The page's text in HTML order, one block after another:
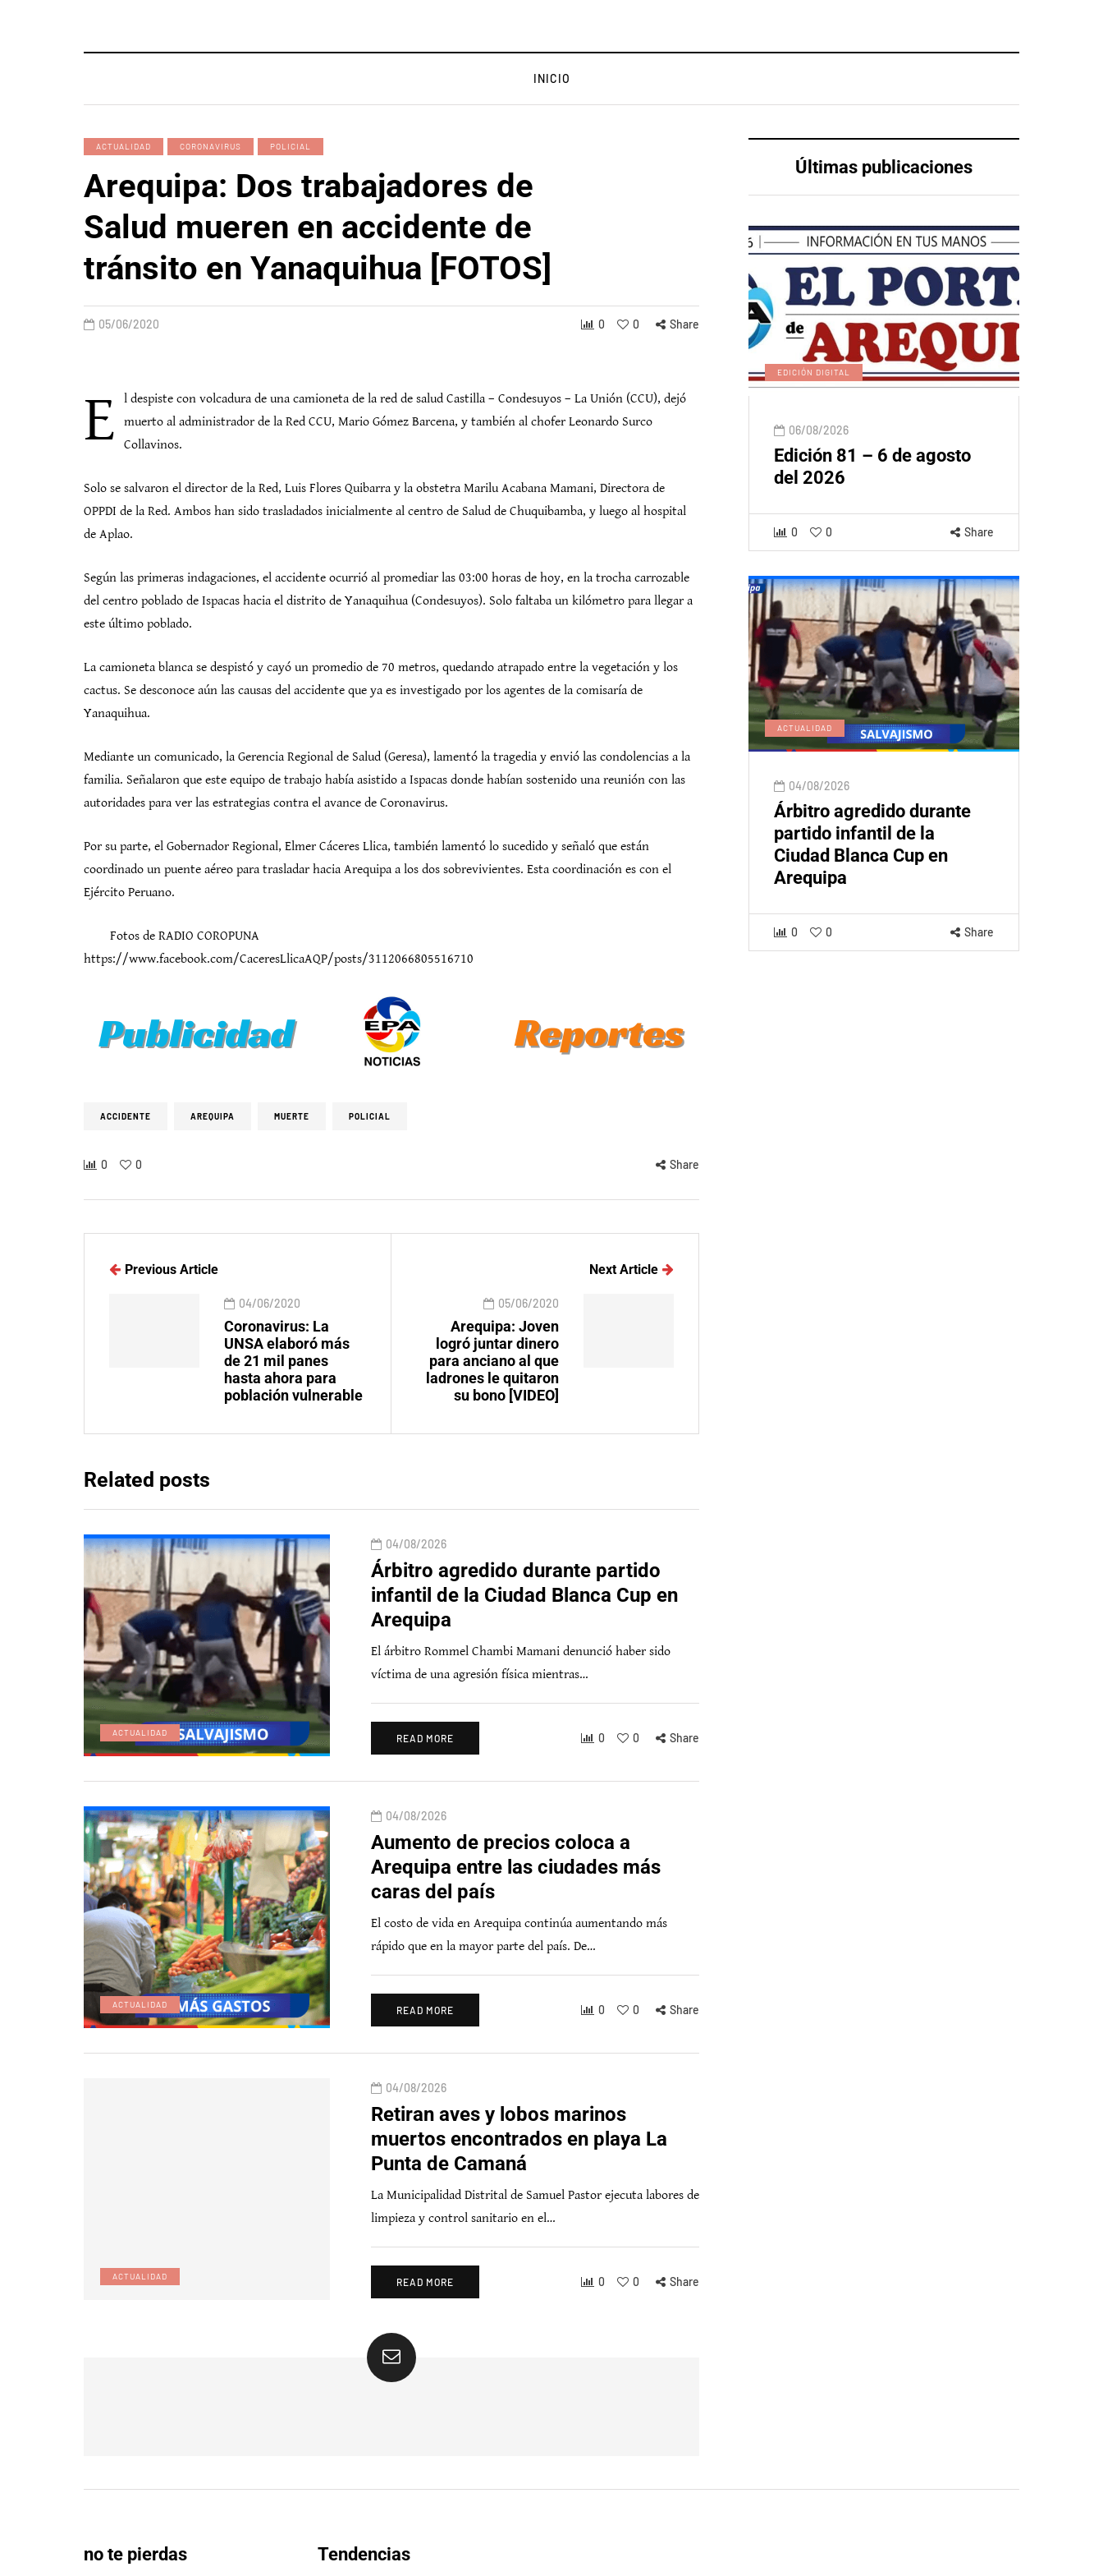
INICIO
ACTUALIDAD CORONAVIRUS POLICIAL
Arequipa: Dos trabajadores de
Salud mueren en accidente de
tránsito en Yanaquihua [FOTOS]
05/06/2020 0 0 Share
E
l despiste con volcadura de una camioneta de la red de salud Castilla – Condesuyos – La Unión (CCU), dejó
muerto al administrador de la Red CCU, Mario Gómez Barcena, y también al chofer Leonardo Surco
Collavinos.
Solo se salvaron el director de la Red, Luis Flores Quibarra y la obstetra Marilu Acabana Mamani, Directora de
OPPDI de la Red. Ambos han sido trasladados inicialmente al centro de Salud de Chuquibamba, y luego al hospital
de Aplao.
Según las primeras indagaciones, el accidente ocurrió al promediar las 03:00 horas de hoy, en la trocha carrozable
del centro poblado de Ispacas hacia el distrito de Yanaquihua (Condesuyos). Solo faltaba un kilómetro para llegar a
este último poblado.
La camioneta blanca se despistó y cayó un promedio de 70 metros, quedando atrapado entre la vegetación y los
cactus. Se desconoce aún las causas del accidente que ya es investigado por los agentes de la comisaría de
Yanaquihua.
Mediante un comunicado, la Gerencia Regional de Salud (Geresa), lamentó la tragedia y envió las condolencias a la
familia. Señalaron que este equipo de trabajo había asistido a Ispacas donde habían sostenido una reunión con las
autoridades para ver las estrategias contra el avance de Coronavirus.
Por su parte, el Gobernador Regional, Elmer Cáceres Llica, también lamentó lo sucedido y señaló que están
coordinado un puente aéreo para trasladar hacia Arequipa a los dos sobrevivientes. Esta coordinación es con el
Ejército Peruano.
Fotos de RADIO COROPUNA
https://www.facebook.com/CaceresLlicaAQP/posts/3112066805516710
ACCIDENTE AREQUIPA MUERTE POLICIAL
0 0 Share
Últimas publicaciones
EDICIÓN DIGITAL
06/08/2026
Edición 81 – 6 de agosto
del 2026
0 0 Share
ACTUALIDAD
04/08/2026
Árbitro agredido durante
partido infantil de la
Ciudad Blanca Cup en
Arequipa
0 0 Share
Previous Article
04/06/2020
Coronavirus: La
UNSA elaboró más
de 21 mil panes
hasta ahora para
población vulnerable
Next Article
05/06/2020
Arequipa: Joven
logró juntar dinero
para anciano al que
ladrones le quitaron
su bono [VIDEO]
Related posts
ACTUALIDAD
04/08/2026
Árbitro agredido durante partido
infantil de la Ciudad Blanca Cup en
Arequipa
El árbitro Rommel Chambi Mamani denunció haber sido
víctima de una agresión física mientras…
READ MORE 0 0 Share
ACTUALIDAD
04/08/2026
Aumento de precios coloca a
Arequipa entre las ciudades más
caras del país
El costo de vida en Arequipa continúa aumentando más
rápido que en la mayor parte del país. De…
READ MORE 0 0 Share
ACTUALIDAD
04/08/2026
Retiran aves y lobos marinos
muertos encontrados en playa La
Punta de Camaná
La Municipalidad Distrital de Samuel Pastor ejecuta labores de
limpieza y control sanitario en el…
READ MORE 0 0 Share
no te pierdas Tendencias